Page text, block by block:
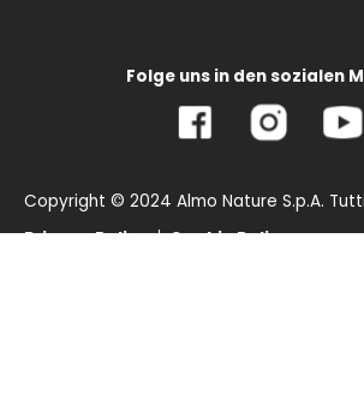
Folge uns in den sozialen
Copyright © 2024 Almo Nature S.p.A.
Privacy Policy
Cookie Policy